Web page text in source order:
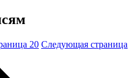
20 Следующая страница